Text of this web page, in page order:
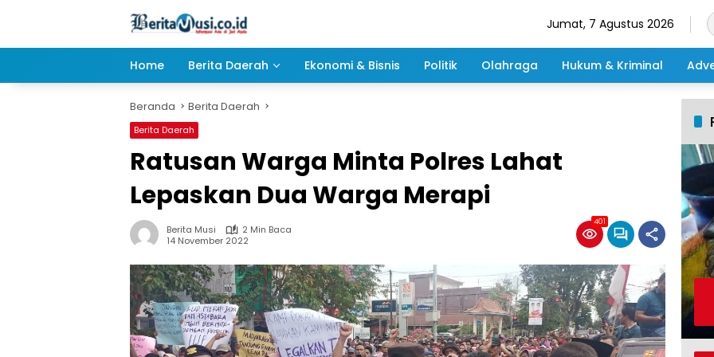
Jumat, 7 Agustus 2026
Home Berita Daerah Ekonomi & Bisnis Politik Olahraga Hukum & Kriminal
Beranda Berita Daerah
Berita Daerah
Ratusan Warga Minta Polres Lahat
Lepaskan Dua Warga Merapi
Berita Musi
2 Min Baca
14 November 2022
401